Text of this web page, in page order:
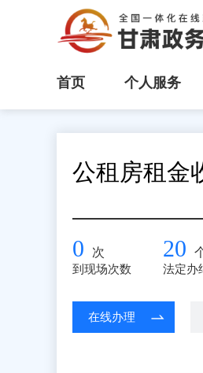
首页 个人服务
公租房租金
0 次
到现场次数
20
法定办
在线办理